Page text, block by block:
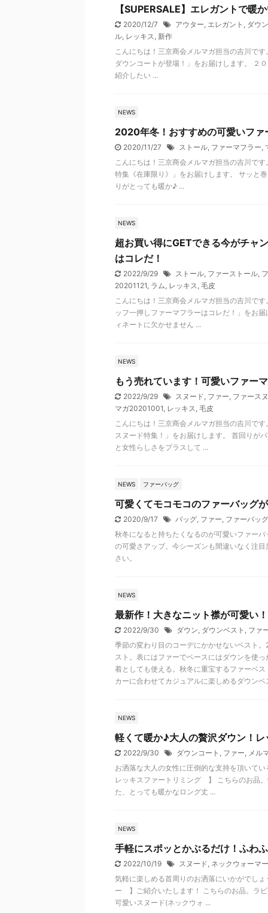
【SUPERSALE】エレガントで暖
2020/12/7 アウター, エレガント , ダウ
ル, レッキス, 新作
こんにちは！三京商会メルマガ担当の吉川で
ダウンコートが登場！」をお届けします。 ２
紹介したい ...
NEWS
2020年冬！おすすめの可愛いファ
2020/11/27 ストール, ファーマフラー,
こんにちは！三京商会メルマガ担当の吉川で
特集《在庫限り》」をお届けします。 サッと
りがとっても暖か♪ ...
NEWS
超お買い得にGETできる今がチャ
はコレだ！
2022/9/29 ストール, ファーストール,
20201121, ラム, レッキス, 毛皮
こんにちは！三京商会メルマガ担当の吉川で
ッフ一押しファーマフラーはコレだ！」をお
ィネートに欠かせません ...
NEWS
もう売れています！可愛いファー
2022/9/29 スヌード, ファー, ファース
マガ20201001, レッキス, 毛皮
こんにちは！三京商会メルマガ担当の吉川で
スヌード特集！」をお届けします。 首回りが
と女性らしさをプラスして ...
NEWS ファーバッグ
可愛くてモコモコのファーバッグ
2020/9/17 バッグ, ファー, ファーバッグ
秋冬になると持ちたくなるのが可愛いファー
の可愛さアップ。今シーズンも間違いなく注
さい。
NEWS
最新作！大きなニット襟が可愛い
2022/9/30 ダウン, ダウンベスト , ファ
季節の変わり目のコーデにかかせないベスト
スト。表にはファーでベースにはダウンを使
着としても使える。秋冬に重宝するファーベ
カーに合わせてカジュアルに楽しめるダウンベ
NEWS
軽くて暖か♪大人の贅沢ダウン！
2022/9/30 ダウンコート , ファー, メル
お洒落な大人の女性に圧倒的な支持を頂い
レッキスファートリミング 】 こちらのお品
た、とっても暖かなロング丈 ...
NEWS
手軽にスポッとかぶるだけ！ふわ
2022/10/19 スヌード, ネックウォーマー
気軽に楽しめる首周りのお洒落にいかがで
ー 】ご紹介いたします！ こちらのお品。ラ
可愛いスヌード(ネックウォ ...